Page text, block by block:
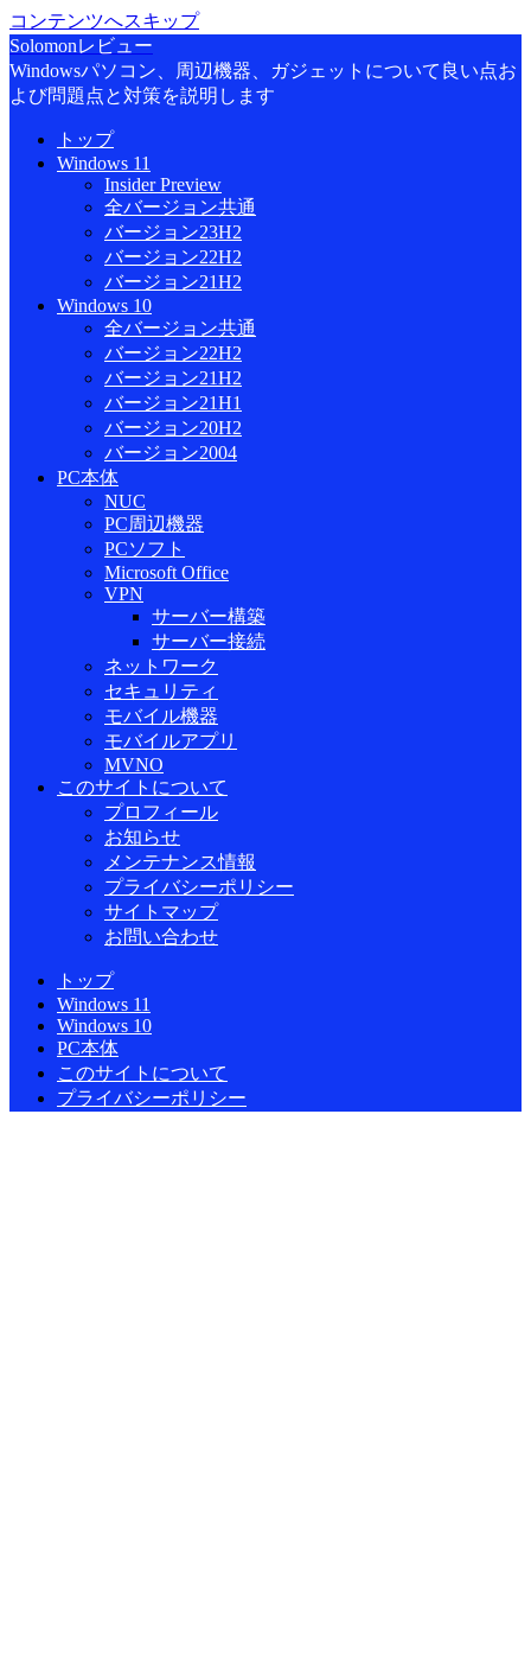
コンテンツへスキップ
Solomonレビュー
Windowsパソコン、周辺機器、ガジェットについて良い点お
よび問題点と対策を説明します
トップ
Windows 11
Insider Preview
全バージョン共通
バージョン23H2
バージョン22H2
バージョン21H2
Windows 10
全バージョン共通
バージョン22H2
バージョン21H2
バージョン21H1
バージョン20H2
バージョン2004
PC本体
NUC
PC周辺機器
PCソフト
Microsoft Office
VPN
サーバー構築
サーバー接続
ネットワーク
セキュリティ
モバイル機器
モバイルアプリ
MVNO
このサイトについて
プロフィール
お知らせ
メンテナンス情報
プライバシーポリシー
サイトマップ
お問い合わせ
トップ
Windows 11
Windows 10
PC本体
このサイトについて
プライバシーポリシー